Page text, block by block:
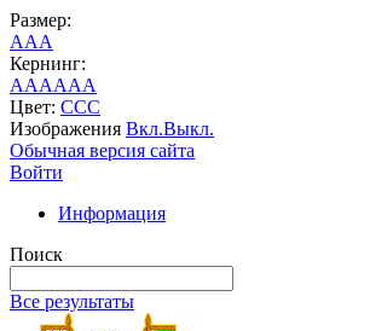
Размер:
AAA
Кернинг:
AAAAAA
Цвет: CCC
Изображения Вкл.Выкл.
Обычная версия сайта
Войти
Информация
Поиск
Все результаты